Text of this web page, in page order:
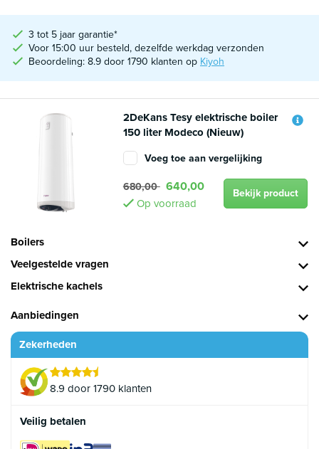
3 tot 5 jaar garantie*
Voor 15:00 uur besteld, dezelfde werkdag verzonden
Beoordeling: 8.9 door 1790 klanten op Kiyoh
2DeKans Tesy elektrische boiler
150 liter Modeco (Nieuw)
Voeg toe aan vergelijking
680,00 640,00
Op voorraad
Bekijk product
Boilers
Veelgestelde vragen
Elektrische kachels
Aanbiedingen
Zekerheden
8.9 door 1790 klanten
Veilig betalen